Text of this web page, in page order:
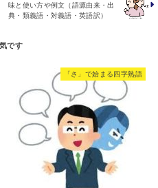
味と使い方や例文（語源由来・出
典・類義語・対義語・英語訳）
「さ」で始まる四字熟語